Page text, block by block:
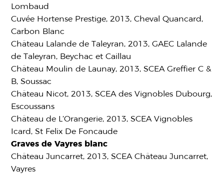
Lombaud
Cuvée Hortense Prestige, 2013, Cheval Quancard,
Carbon Blanc
Château Lalande de Taleyran, 2013, GAEC Lalande
de Taleyran, Beychac et Caillau
Château Moulin de Launay, 2013, SCEA Greffier C &
B, Soussac
Château Nicot, 2013, SCEA des Vignobles Dubourg,
Escoussans
Château de L’Orangerie, 2013, SCEA Vignobles
Icard, St Felix De Foncaude
Graves de Vayres blanc
Château Juncarret, 2013, SCEA Château Juncarret,
Vayres